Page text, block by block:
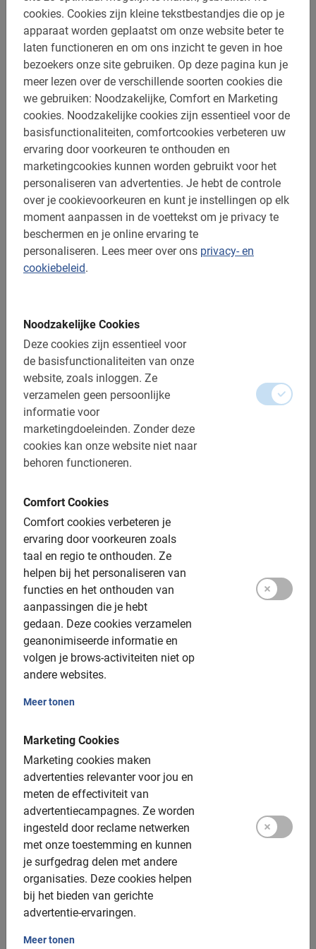
cookies. Cookies zijn kleine tekstbestandjes die op je
apparaat worden geplaatst om onze website beter te
laten functioneren en om ons inzicht te geven in hoe
bezoekers onze site gebruiken. Op deze pagina kun je
meer lezen over de verschillende soorten cookies die
we gebruiken: Noodzakelijke, Comfort en Marketing
cookies. Noodzakelijke cookies zijn essentieel voor de
basisfunctionaliteiten, comfortcookies verbeteren uw
ervaring door voorkeuren te onthouden en
marketingcookies kunnen worden gebruikt voor het
personaliseren van advertenties. Je hebt de controle
over je cookievoorkeuren en kunt je instellingen op elk
moment aanpassen in de voettekst om je privacy te
beschermen en je online ervaring te
personaliseren. Lees meer over ons privacy- en
cookiebeleid.
Noodzakelijke Cookies
Deze cookies zijn essentieel voor
de basisfunctionaliteiten van onze
website, zoals inloggen. Ze
verzamelen geen persoonlijke
informatie voor
marketingdoeleinden. Zonder deze
cookies kan onze website niet naar
behoren functioneren.
Comfort Cookies
Comfort cookies verbeteren je
ervaring door voorkeuren zoals
taal en regio te onthouden. Ze
helpen bij het personaliseren van
functies en het onthouden van
aanpassingen die je hebt
gedaan. Deze cookies verzamelen
geanonimiseerde informatie en
volgen je brows-activiteiten niet op
andere websites.
Meer tonen
Marketing Cookies
Marketing cookies maken
advertenties relevanter voor jou en
meten de effectiviteit van
advertentiecampagnes. Ze worden
ingesteld door reclame netwerken
met onze toestemming en kunnen
je surfgedrag delen met andere
organisaties. Deze cookies helpen
bij het bieden van gerichte
advertentie-ervaringen.
Meer tonen
Dit is wat onze klanten leuk vinden
Melbourne Highlights Tour
Zoals altijd bij de BajaBike-tour, weer een
fantastisch uitzicht over de hele stad!
Onze gids, ***, was erg vriendelijk en
informatief. Een kleine tip: gebruik
oordopjes of iets dergelijks, want je mist
misschien informatie als je achteraan in
de groep loopt.
Marjon Vrauwdeunt
26 februari 2026
Tours in Melbourne
Ervaren gidsen
Veilig, informatief en sportief
Interessante historie
Boek nu, betaal later
Federation square, Fitzroy Gardens en meer..
Als je binnenkort op reis gaat naar Australië dan mag
ook geweldig eten in één van de vele restaurants. Je
krijgt een erg Europees gevoel in deze stad met
Victoriaanse gebouwen, prachtige parken en veel
winkelstraten. De leukste manier deze hippe stad te
ontdekken is tijdens één van onze fietstochten!
Tours in Melbourne met
gids
In ongeveer 4 uur neemt onze enthousiaste Nederlandse
gids je mee op een ware ontdekkingsreis door de
"Garden City". Op een veilige, leuke en informatieve
manier fiets je langs de must-see highlights van deze
stad. Tijdens onze tours in Melbourne krijg je echter niet
alleen de belangrijkste bezienswaardigheden te zien,
maar hoor je ook meer over de rijke cultuur en
interessante historie van deze fantastische metropool.
Al onze tours in Melbourne worden begeleid door een
echte local. Natuurlijk fietsen we langs vele
bezienswaardigheden, zoals Queen Victoria Market, de